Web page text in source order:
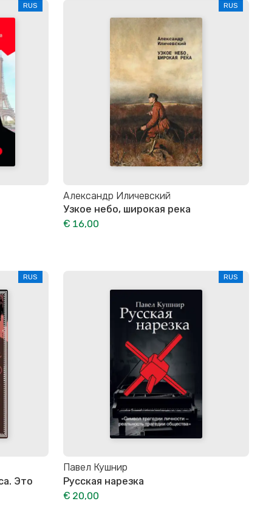
RUS RUS
Александр Иличевский
Узкое небо, широкая река
€ 16,00
RUS
Это
RUS
Павел Кушнир
Русская нарезка
€ 20,00